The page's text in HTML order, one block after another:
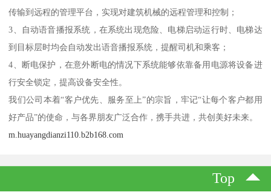
传输到远程的管理平台，实现对建筑机械的远程管理和控制；
3、自动语音播报系统，在系统出现危险、电梯启动运行时、电梯达
到目标层时均会自动发出语音播报系统，提醒司机和乘客；
4、断电保护，在意外断电的情况下系统能够依靠备用电源将设备进
行安全锁定，提高设备安全性。
我们公司本着“客户优先、服务至上”的宗旨，牢记“让每个客户都用
好产品”的使命，与各界朋友广泛合作，携手共进，共创美好未来。
m.huayangdianzi110.b2b168.com
Top